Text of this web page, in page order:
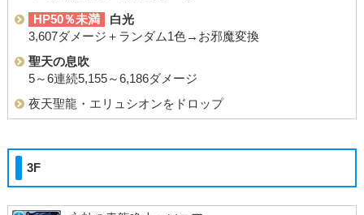
HP50％未満
白光
3,607ダメージ＋ランダム1色→お邪魔変換
聖天の息吹
5～6連続5,155～6,186ダメージ
夜天聖龍・エリュシオンをドロップ
3F